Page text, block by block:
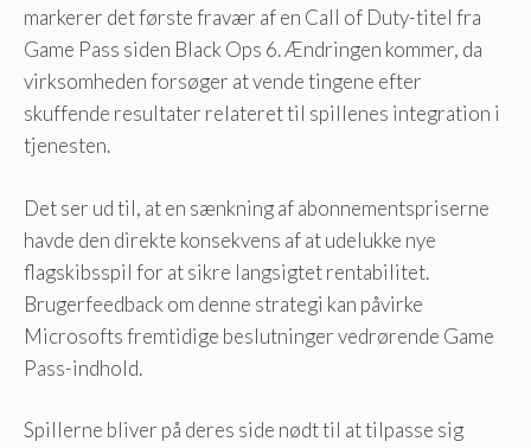
markerer det første fravær af en Call of Duty-titel fra
Game Pass siden Black Ops 6. Ændringen kommer, da
virksomheden forsøger at vende tingene efter
skuffende resultater relateret til spillenes integration i
tjenesten.
Det ser ud til, at en sænkning af abonnementspriserne
havde den direkte konsekvens af at udelukke nye
flagskibsspil for at sikre langsigtet rentabilitet.
Brugerfeedback om denne strategi kan påvirke
Microsofts fremtidige beslutninger vedrørende Game
Pass-indhold.
Spillerne bliver på deres side nødt til at tilpasse sig